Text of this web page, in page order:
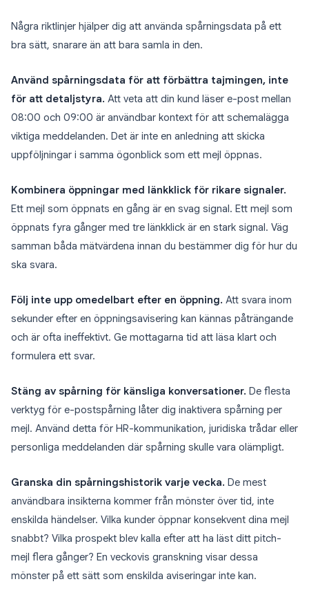
Några riktlinjer hjälper dig att använda spårningsdata på ett
bra sätt, snarare än att bara samla in den.
Använd spårningsdata för att förbättra tajmingen, inte
för att detaljstyra. Att veta att din kund läser e-post mellan
08:00 och 09:00 är användbar kontext för att schemalägga
viktiga meddelanden. Det är inte en anledning att skicka
uppföljningar i samma ögonblick som ett mejl öppnas.
Kombinera öppningar med länkklick för rikare signaler.
Ett mejl som öppnats en gång är en svag signal. Ett mejl som
öppnats fyra gånger med tre länkklick är en stark signal. Väg
samman båda mätvärdena innan du bestämmer dig för hur du
ska svara.
Följ inte upp omedelbart efter en öppning. Att svara inom
sekunder efter en öppningsavisering kan kännas påträngande
och är ofta ineffektivt. Ge mottagarna tid att läsa klart och
formulera ett svar.
Stäng av spårning för känsliga konversationer. De flesta
verktyg för e-postspårning låter dig inaktivera spårning per
mejl. Använd detta för HR-kommunikation, juridiska trådar eller
personliga meddelanden där spårning skulle vara olämpligt.
Granska din spårningshistorik varje vecka. De mest
användbara insikterna kommer från mönster över tid, inte
enskilda händelser. Vilka kunder öppnar konsekvent dina mejl
snabbt? Vilka prospekt blev kalla efter att ha läst ditt pitch-
mejl flera gånger? En veckovis granskning visar dessa
mönster på ett sätt som enskilda aviseringar inte kan.